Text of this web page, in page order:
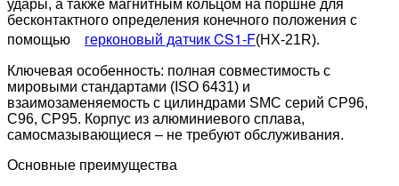
удары, а также магнитным кольцом на поршне для
бесконтактного определения конечного положения с
помощью герконовый датчик CS1-F(HX-21R).
Ключевая особенность: полная совместимость с
мировыми стандартами (ISO 6431) и
взаимозаменяемость с цилиндрами SMC серий CP96,
C96, CP95. Корпус из алюминиевого сплава,
самосмазывающиеся – не требуют обслуживания.
Основные преимущества